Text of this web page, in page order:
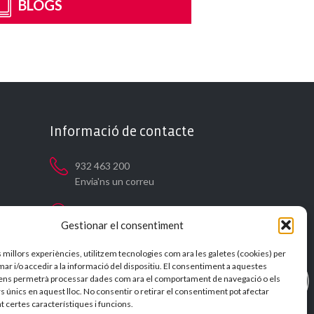
Gestionar el consentiment
millors experiències, utilitzem tecnologies com ara les galetes (cookies) per
i/o accedir a la informació del dispositiu. El consentiment a aquestes
permetrà processar dades com ara el comportament de navegació o els
únics en aquest lloc. No consentir o retirar el consentiment pot afectar
certes característiques i funcions.
BLOGS
Informació de contacte
932 463 200
Envia'ns un correu
08013 Barcelona
9 a 13 h i de 15 a 17 h
Dilluns a Divendres